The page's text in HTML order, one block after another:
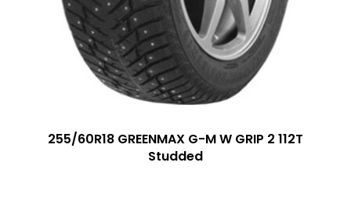
255/60R18 GREENMAX G-M W GRIP 2 112T
Studded